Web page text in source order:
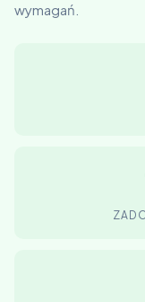
wymagań.